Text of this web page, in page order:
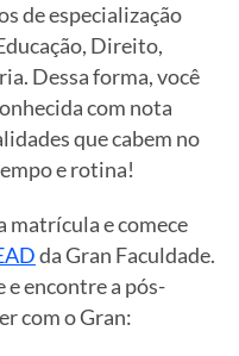
de especialização
Direito,
Dessa forma, você
com nota
que cabem no
e rotina!
matrícula e comece
da Gran Faculdade.
e encontre a pós-
com o Gran: